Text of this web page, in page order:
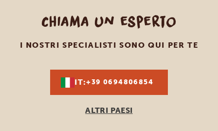
Chiama un esperto
I NOSTRI SPECIALISTI SONO QUI PER TE
IT:+39 0694806854
ALTRI PAESI